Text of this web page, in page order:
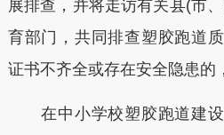
展排查，并将走访有关县(市
育部门，共同排查塑胶跑道
证书不齐全或存在安全隐患的
在中小学校塑胶跑道建设